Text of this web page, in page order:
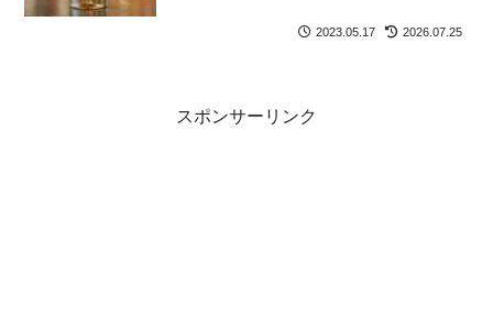
2023.05.17 2026.07.25
スポンサーリンク